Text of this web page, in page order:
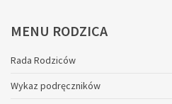
MENU RODZICA
Rada Rodziców
Wykaz podręczników